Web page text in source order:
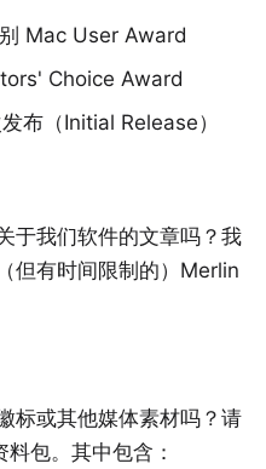
Mac User Award
Choice Award
布（Initial Release）
于我们软件的文章吗？我
但有时间限制的）Merlin
标或其他媒体素材吗？请
料包。其中包含：